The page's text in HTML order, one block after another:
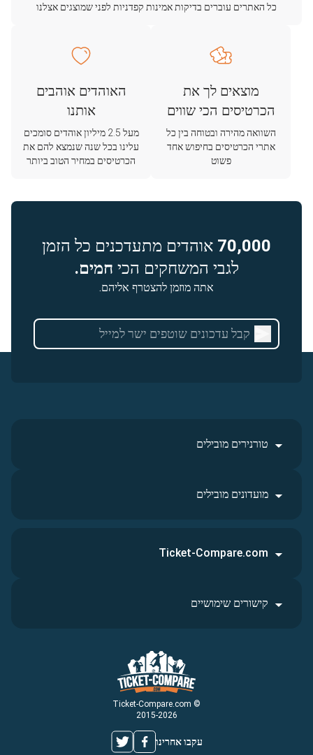
כל האתרים עוברים בדיקות אמינות קפדניות לפני שמוצגים אצלנו
מוצאים לך את
הכרטיסים הכי שווים
השוואה מהירה ובטוחה בין כל
אתרי הכרטיסים בחיפוש אחד
פשוט
האוהדים אוהבים
אותנו
מעל 2.5 מיליון אוהדים סומכים
עלינו בכל שנה שנמצא להם את
הכרטיסים במחיר הטוב ביותר
70,000 אוהדים מתעדכנים כל הזמן
לגבי המשחקים הכי חמים.
אתה מוזמן להצטרף אליהם.
טורנירים מובילים
מועדונים מובילים
© Ticket-Compare.com
2015-2026
עקבו אחרינו
Ticket-Compare.com
קישורים שימושיים